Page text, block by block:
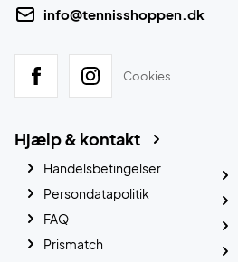
info@tennisshoppen.dk
Cookies
Hjælp & kontakt
Handelsbetingelser
Persondatapolitik
FAQ
Prismatch